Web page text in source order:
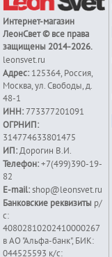
Интернет-магазин
ЛеонСвет© все права
защищены 2014-2026.
leonsvet.ru
Адрес: 125364,Россия,
Москва,ул. Свободы, д.
48-1
ИНН:773377201091
ОГРНИП:
314774633801475
ИП:Дорогин В.И.
Телефон: +7(499)390-19-
82
E-mail: shop@leonsvet.ru
Банковские реквизиты р/
с:
40802810202410000267
в АО "Альфа-банк", БИК:
044525593 к/c: